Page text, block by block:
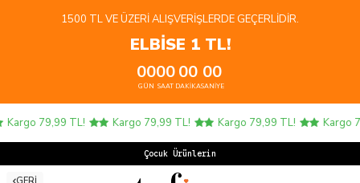
1500 TL VE ÜZERI ALIŞVERIŞLERDE GEÇERLIDIR.
ELBİSE 1 TL!
00
GÜN
00
SAAT
00
DAKIKA
00
SANIYE
Kargo 79,99 TL! Kargo 79,99 TL! Kargo 79,99 TL! Kargo
Çocuk Ürünlerinde